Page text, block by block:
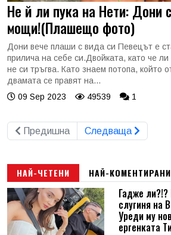
Не й ли пука на Нети: Дони
мощи!(Плашещо фото)
Дони вече плаши с вида си Певецът е
прилича на себе си.Двойката, като че
не си тръгва. Като знаем потопа, който
двамата се правят на...
09 Sep 2023
49539 1
Предишна Следваща
НАЙ-ЧЕТЕНИ НАЙ-КОМЕНТИРАНИ
Гадже
слугиня на
Уреди му
ергенката